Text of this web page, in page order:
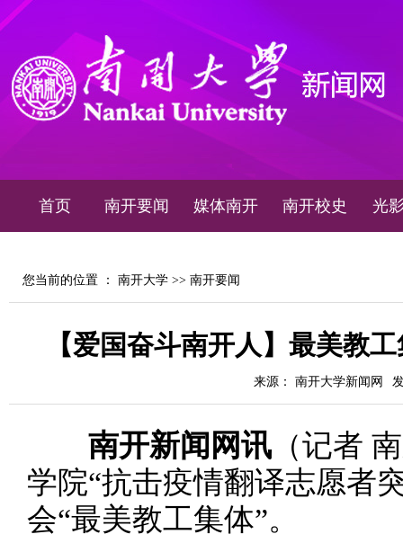
首页 南开要闻 媒体南开 南开校史 光
您当前的位置 ： 南开大学 >> 南开要闻
【爱国奋斗南开人】最美教
来源： 南开大学新闻网
南开新闻网讯 （记者
学院“抗击疫情翻译志愿者
会“最美教工集体”。